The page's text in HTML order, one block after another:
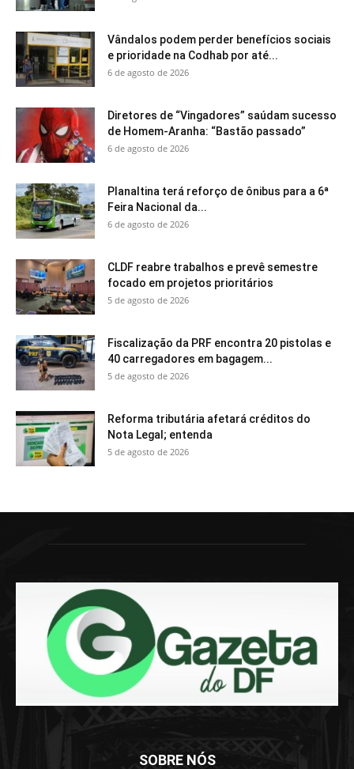
Vândalos podem perder benefícios sociais
e prioridade na Codhab por até...
6 de agosto de 2026
Diretores de “Vingadores” saúdam sucesso
de Homem-Aranha: “Bastão passado”
6 de agosto de 2026
Planaltina terá reforço de ônibus para a 6ª
Feira Nacional da...
6 de agosto de 2026
CLDF reabre trabalhos e prevê semestre
focado em projetos prioritários
5 de agosto de 2026
Fiscalização da PRF encontra 20 pistolas e
40 carregadores em bagagem...
5 de agosto de 2026
Reforma tributária afetará créditos do
Nota Legal; entenda
5 de agosto de 2026
SOBRE NÓS